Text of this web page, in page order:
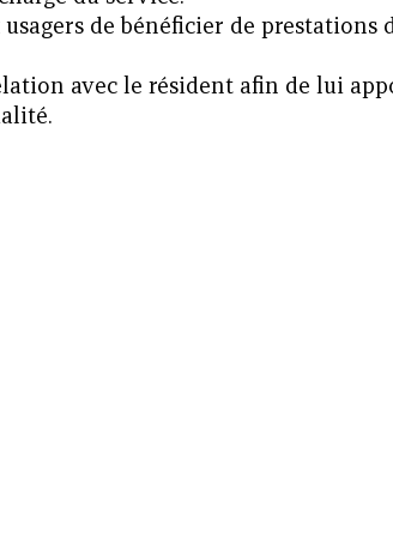
de bénéficier de prestations
avec le résident afin de lui